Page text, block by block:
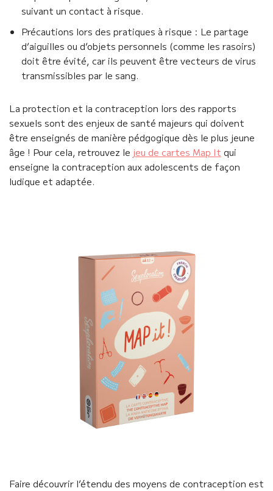
suivant un contact à risque.
Précautions lors des pratiques à risque : Le partage
d’aiguilles ou d’objets personnels (comme les rasoirs)
doit être évité, car ils peuvent être vecteurs de virus
transmissibles par le sang.
La protection et la contraception lors des rapports
sexuels sont des enjeux de santé majeurs qui doivent
être enseignés de manière pédgogique dès le plus jeune
âge ! Pour cela, retrouvez le jeu de cartes Map It qui
enseigne la contraception aux adolescents de façon
ludique et adaptée.
Faire découvrir l’étendu des moyens de contraception est